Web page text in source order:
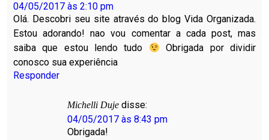
04/05/2017 às 2:10 pm
Olá. Descobri seu site através do blog Vida Organizada.
Estou adorando! nao vou comentar a cada post, mas
saiba que estou lendo tudo
Obrigada por dividir
conosco sua experiência
Responder
Michelli Duje disse:
04/05/2017 às 8:43 pm
Obrigada!